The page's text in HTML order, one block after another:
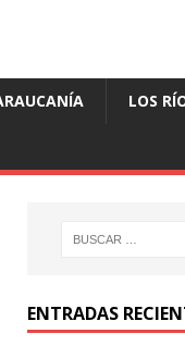
LOS
ENTRADAS